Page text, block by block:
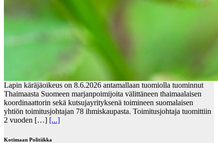
Lapin käräjäoikeus on 8.6.2026 antamallaan tuomiolla tuominnut
Thaimaasta Suomeen marjanpoimijoita välittäneen thaimaalaisen
koordinaattorin sekä kutsujayrityksenä toimineen suomalaisen
yhtiön toimitusjohtajan 78 ihmiskaupasta. Toimitusjohtaja tuomittiin
2 vuoden […] [...]
Kotimaan Politiikka